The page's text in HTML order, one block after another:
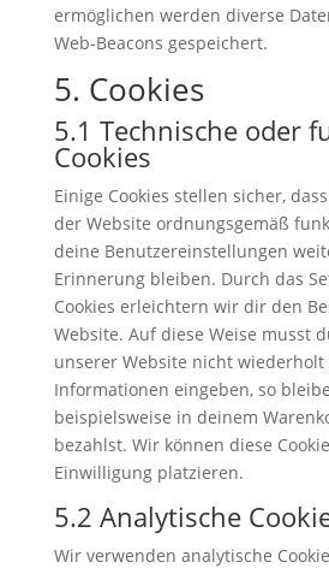
ermöglichen werden diverse
Web-Beacons gespeichert.
5. Cookies
5.1 Technische oder
Cookies
Einige Cookies stellen sicher,
der Website ordnungsgemäß
deine Benutzereinstellungen
Erinnerung bleiben. Durch das
Cookies erleichtern wir dir den
Website. Auf diese Weise musst
unserer Website nicht wiederholt
Informationen eingeben, so
beispielsweise in deinem
bezahlst. Wir können diese
Einwilligung platzieren.
5.2 Analytische
Wir verwenden analytische